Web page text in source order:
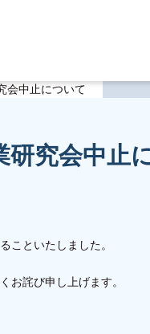
会中止について
研究会中止
こといたしました。
お詫び申し上げます。